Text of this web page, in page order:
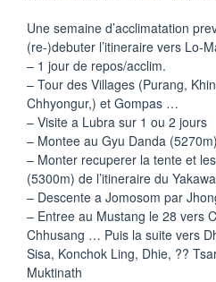
Une semaine d’acclimatation
(re-)debuter l’itineraire vers Lo-
– 1 jour de repos/acclim.
– Tour des Villages (Purang,
Chhyongur,) et Gompas …
– Visite a Lubra sur 1 ou 2 jours
– Montee au Gyu Danda (5270m)
– Monter recuperer la tente et
(5300m) de l’itineraire du
– Descente a Jomosom par
– Entree au Mustang le 28 vers
Chhusang … Puis la suite vers
Sisa, Konchok Ling, Dhie, ??
Muktinath